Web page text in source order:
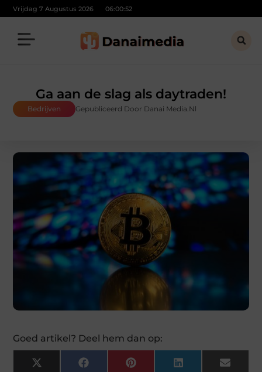
Vrijdag 7 Augustus 2026 06:00:53
Ga aan de slag als daytraden!
Bedrijven Gepubliceerd Door Danai Media.nl
Goed artikel? Deel hem dan op:
X FacebookPinterest LinkedIn Email